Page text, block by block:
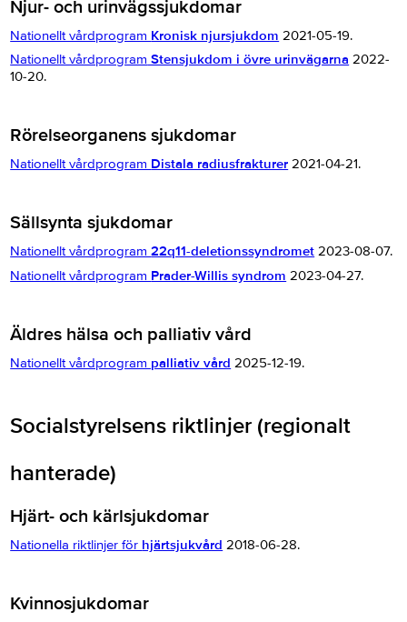
Njur- och urinvägssjukdomar
Nationellt vårdprogram Kronisk njursjukdom 2021-05-19.
Nationellt vårdprogram Stensjukdom i övre urinvägarna 2022-
10-20.
Rörelseorganens sjukdomar
Nationellt vårdprogram Distala radiusfrakturer 2021-04-21.
Sällsynta sjukdomar
Nationellt vårdprogram22q11-deletionssyndromet 2023-08-07.
Nationellt vårdprogram Prader-Willis syndrom 2023-04-27.
Äldres hälsa och palliativ vård
Nationellt vårdprogram palliativ vård 2025-12-19.
Socialstyrelsens riktlinjer (regionalt
hanterade)
Hjärt- och kärlsjukdomar
Nationella riktlinjer för hjärtsjukvård 2018-06-28.
Kvinnosjukdomar